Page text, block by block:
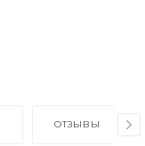
ОТЗЫВЫ